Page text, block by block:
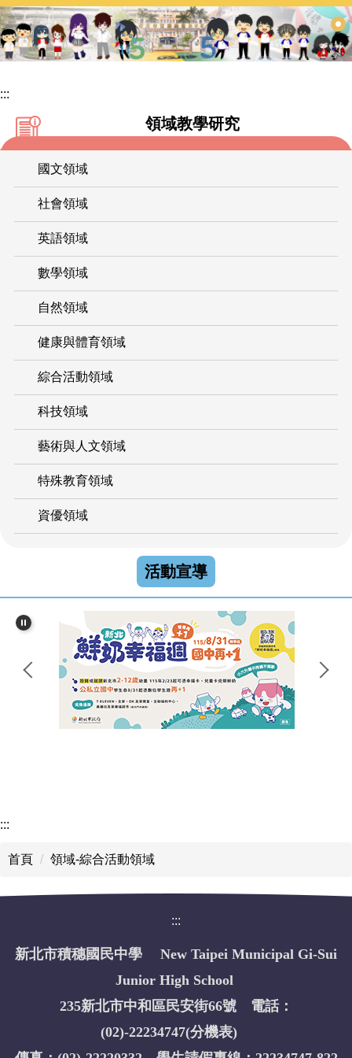
跳
到
主
區
:::
領域教學研究
國文領域
社會領域
英語領域
數學領域
自然領域
健康與體育領域
綜合活動領域
科技領域
藝術與人文領域
特殊教育領域
資優領域
活動宣導
:::
首頁 領域-綜合活動領域
:::
新北市積穗國民中學 New Taipei Municipal Gi-Sui
Junior High School
235新北市中和區民安街66號 電話：
(02)-22234747(分機表)